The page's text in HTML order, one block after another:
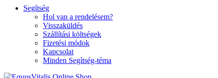
Segítség
Hol van a rendelésem?
Visszaküldés
Szállítási költségek
Fizetési módok
Kapcsolat
Minden Segítség-téma